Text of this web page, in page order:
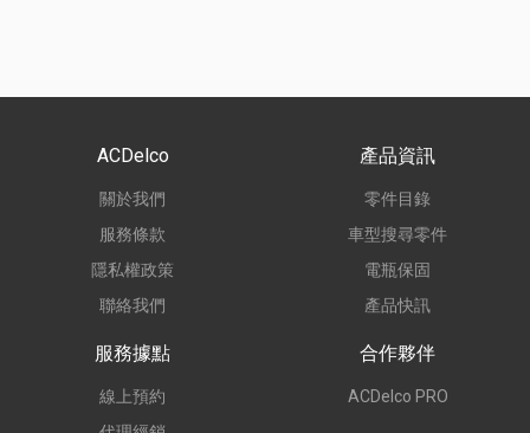
ACDelco
關於我們
服務條款
隱私權政策
聯絡我們
產品資訊
零件目錄
車型搜尋零件
電瓶保固
產品快訊
服務據點
線上預約
合作夥伴
ACDelco PRO